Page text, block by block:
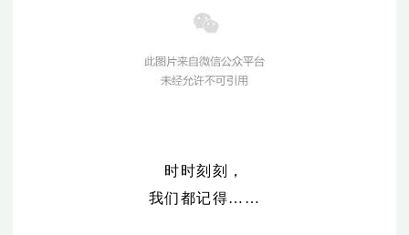
时时刻刻，
我们都记得……